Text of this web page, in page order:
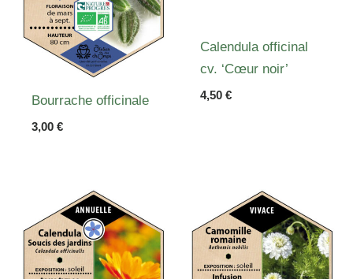
Bourrache officinale
3,00€
Calendula officinal
cv. ‘Cœur noir’
4,50€